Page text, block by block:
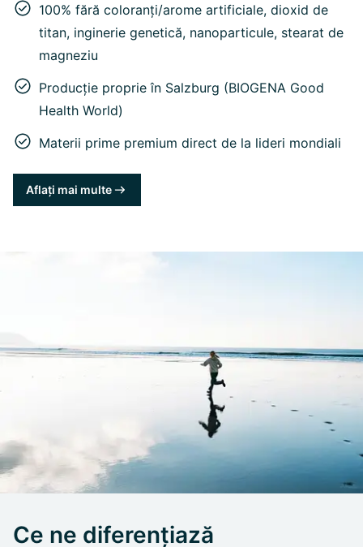
100% fără coloranți/arome artificiale, dioxid de
titan, inginerie genetică, nanoparticule, stearat de
magneziu
Producție proprie în Salzburg (BIOGENA Good
Health World)
Materii prime premium direct de la lideri mondiali
Aflați mai multe
Ce ne diferențiază